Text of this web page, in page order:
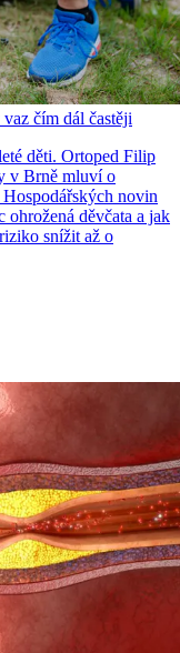
čím dál častěji
děti. Ortoped Filip
v Brně mluví o
novin
děvčata a jak
snížit až o